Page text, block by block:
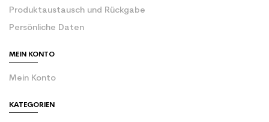
Produktaustausch und Rückgabe
Persönliche Daten
MEIN KONTO
Mein Konto
KATEGORIEN